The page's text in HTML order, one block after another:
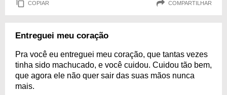
COPIAR COMPARTILHAR
Entreguei meu coração
Pra você eu entreguei meu coração, que tantas vezes
tinha sido machucado, e você cuidou. Cuidou tão bem,
que agora ele não quer sair das suas mãos nunca
mais.